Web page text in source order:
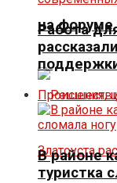
на форуме
Работа
В районе
туристка